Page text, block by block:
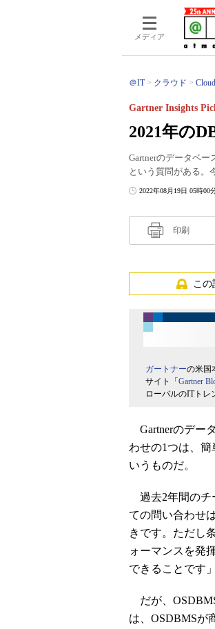
メディア
＠IT クラウド
2021年の
Gartner Insights
Gartnerのデータベー
という質問がある。
2022年08月19日 05時00
印刷
この
ガートナーの米国
サイト「 Gartner
ローバルのITトレ
Gartnerのデー
わせの1つは、
いうものだ。
過去2年間のチ
ての問い合わせ
きです。ただし
ォーマンスを発
できることです」
だが、
は、OSDBMSが